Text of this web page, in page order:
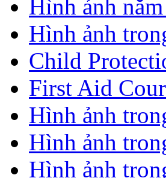
Hình ảnh
Hình ảnh
Child
First Aid
Hình ảnh
Hình ảnh
Hình ảnh